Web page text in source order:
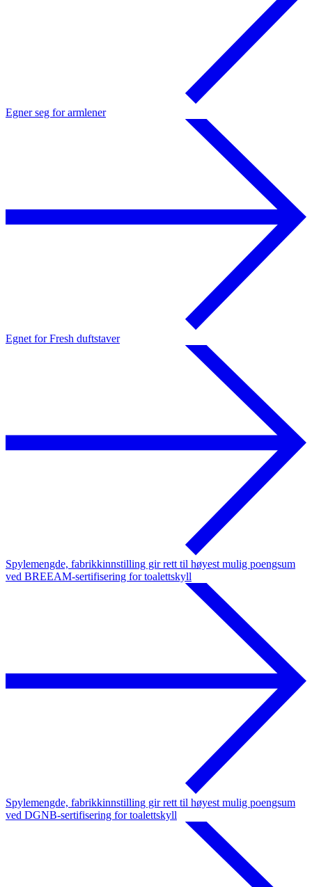
Egner seg for armlener
Egnet for Fresh duftstaver
Spylemengde, fabrikkinnstilling gir rett til høyest mulig poengsum
ved BREEAM-sertifisering for toalettskyll
Spylemengde, fabrikkinnstilling gir rett til høyest mulig poengsum
ved DGNB-sertifisering for toalettskyll